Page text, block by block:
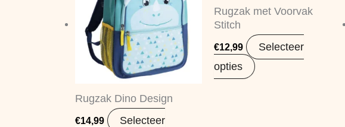
Rugzak Dino Design
€14,99
Selecteer
Rugzak met Voorvak
Stitch
€12,99
Selecteer
opties